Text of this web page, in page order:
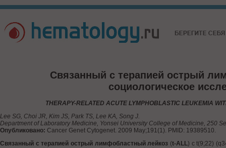
Связанный с терапией острый
социологическое
THERAPY-RELATED ACUTE LYMPHOBLASTIC LEUKEMIA
Lee SG, Choi JR, Kim JS, Park TS, Lee KA, Song J.
Department of Laboratory Medicine, Yonsei University College of Medicine, 250
Опубликовано: Cancer Genet Cytogenet. 2009 May;191(1). PMID: 19389510.
Связанный с терапией острый лимфобластный лейкоз (t-ALL ) с t(9;22)